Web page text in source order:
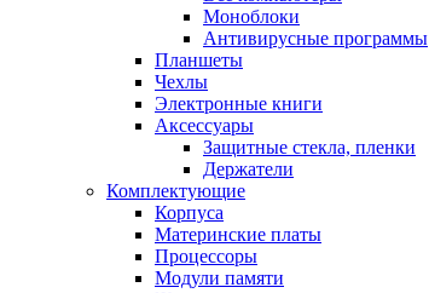
Моноблоки
Антивирусные программы
Планшеты
Чехлы
Электронные книги
Аксессуары
Защитные стекла, пленки
Держатели
Комплектующие
Корпуса
Материнские платы
Процессоры
Модули памяти